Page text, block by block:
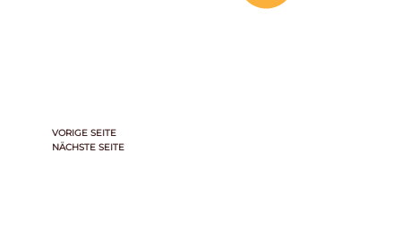
VORIGE SEITE
NÄCHSTE SEITE